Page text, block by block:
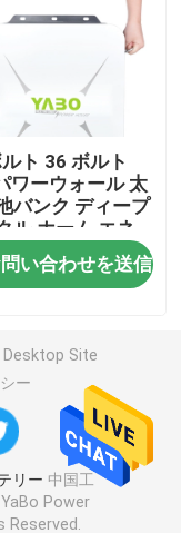
ト 36 ボルト
ワーウォール 太
バンク ディープ
ル ホーム エネ
ストレージ
い合わせを送信
Desktop Site
ー
リー 中国工
Power
Reserved.